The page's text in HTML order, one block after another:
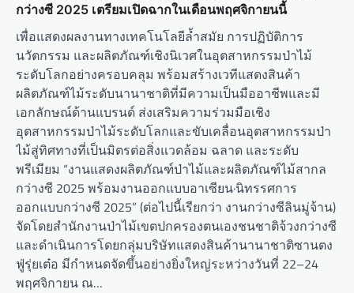
กว่างซี 2025 เตรียมเปิดฉากในเดือนพฤศจิกายนนี้
เพื่อแสดงผลงานทางเทคโนโลยีล้ำสมัย การปฏิบัติการ
นวัตกรรม และผลิตภัณฑ์เชิงนิเวศในอุตสาหกรรมป่าไม้
ระดับโลกอย่างครอบคลุม พร้อมสร้างเวทีแสดงสินค้า
ผลิตภัณฑ์ไม้ระดับนานาชาติที่มีความเป็นมืออาชีพและมี
เอกลักษณ์ด้านแบรนด์ ส่งเสริมความร่วมมือเชิง
อุตสาหกรรมป่าไม้ระดับโลกและขับเคลื่อนอุตสาหกรรมป่า
ไม้สู่ทิศทางที่เป็นมิตรต่อสิ่งแวดล้อม ฉลาด และระดับ
พรีเมียม “งานแสดงผลิตภัณฑ์ป่าไม้และผลิตภัณฑ์ไม้สากล
กว่างซี 2025 พร้อมงานออกแบบอาเซียน·นิทรรศการ
ออกแบบกว่างซี 2025” (ต่อไปนี้เรียกว่า งานกว่างซีลินมู่จ้าน)
จัดโดยสำนักงานป่าไม้เขตปกครองตนเองชนชาติจ้วงกว่างซี
และดำเนินการโดยกลุ่มบริษัทแสดงสินค้านานาชาติซานตง
ฟู่รุ่ยเต๋อ มีกำหนดจัดขึ้นอย่างยิ่งใหญ่ระหว่างวันที่ 22–24
พฤศจิกายน ณ…